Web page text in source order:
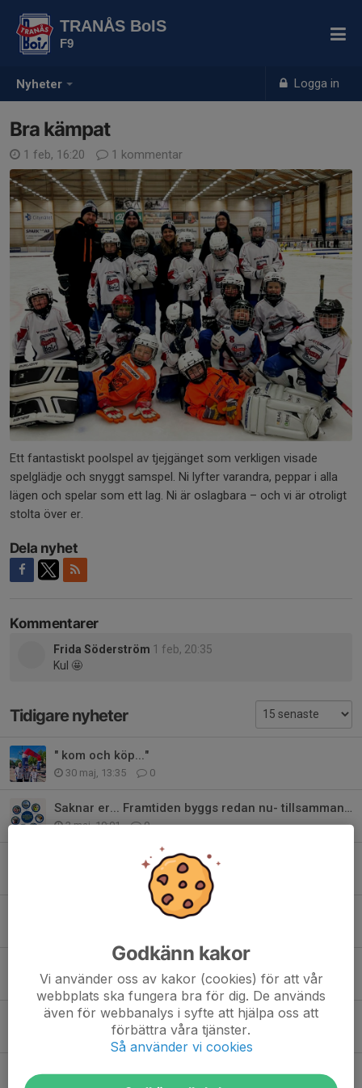
Nyheter Logga in
TRANÅS BoIS
F9
Bra kämpat
1 feb, 16:20 1 kommentar
Ett fantastiskt poolspel av tjejgänget som verkligen visade
spelglädje och snyggt samspel. Ni lyfter varandra, peppar i alla
lägen och spelar som ett lag. Ni är oslagbara – och vi är otroligt
stolta över er.
Dela nyhet
Kommentarer
Frida Söderström 1 feb, 20:35
Kul 🤩
Tidigare nyheter
" kom och köp..."
30 maj, 13:35 0
Saknar er... Framtiden byggs redan nu- tillsammans i laget
2 maj, 10:01 0
4
Sista poolspelet - tack
28 feb, 21:01 0
Sista poolspelet
28 feb, 21:00 0
Sista poolspelet
Godkänn kakor
Vi använder oss av kakor (cookies) för att vår
webbplats ska fungera bra för dig. De används
även för webbanalys i syfte att hjälpa oss att
förbättra våra tjänster.
Så använder vi cookies